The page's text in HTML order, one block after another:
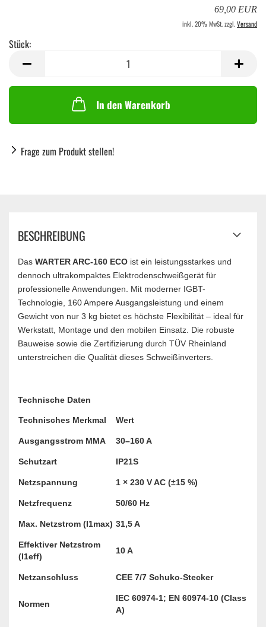
69,00 EUR
inkl. 20% MwSt. zzgl.Versand
Stück:
In den Warenkorb
Frage zum Produkt stellen!
BESCHREIBUNG
Das WARTER ARC-160 ECO ist ein leistungsstarkes und
dennoch ultrakompaktes Elektrodenschweißgerät für
professionelle Anwendungen. Mit moderner IGBT-
Technologie, 160 Ampere Ausgangsleistung und einem
Gewicht von nur 3 kg bietet es höchste Flexibilität – ideal für
Werkstatt, Montage und den mobilen Einsatz. Die robuste
Bauweise sowie die Zertifizierung durch TÜV Rheinland
unterstreichen die Qualität dieses Schweißinverters.
Technische Daten
Technisches Merkmal Wert
Ausgangsstrom MMA 30–160 A
Schutzart IP21S
Netzspannung 1 × 230 V AC (±15 %)
Netzfrequenz 50/60 Hz
Max. Netzstrom (I1max) 31,5 A
Effektiver Netzstrom
(I1eff)
10 A
Netzanschluss CEE 7/7 Schuko-Stecker
Normen
IEC 60974-1; EN 60974-10 (Class
A)